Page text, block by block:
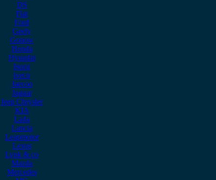
DS
Fiat
Ford
Geely
Gonow
Honda
Hyundai
Isuzu
iveco
Jaecoo
Jaguar
Jeep Chrysler
KIA
Lada
Lancia
Leapmotor
Lexus
Lynk & co
Mazda
Mercedes